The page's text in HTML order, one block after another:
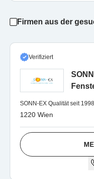
Firmen aus der
Verifiziert
SONN-EX Qualität seit 1998
1220 Wien